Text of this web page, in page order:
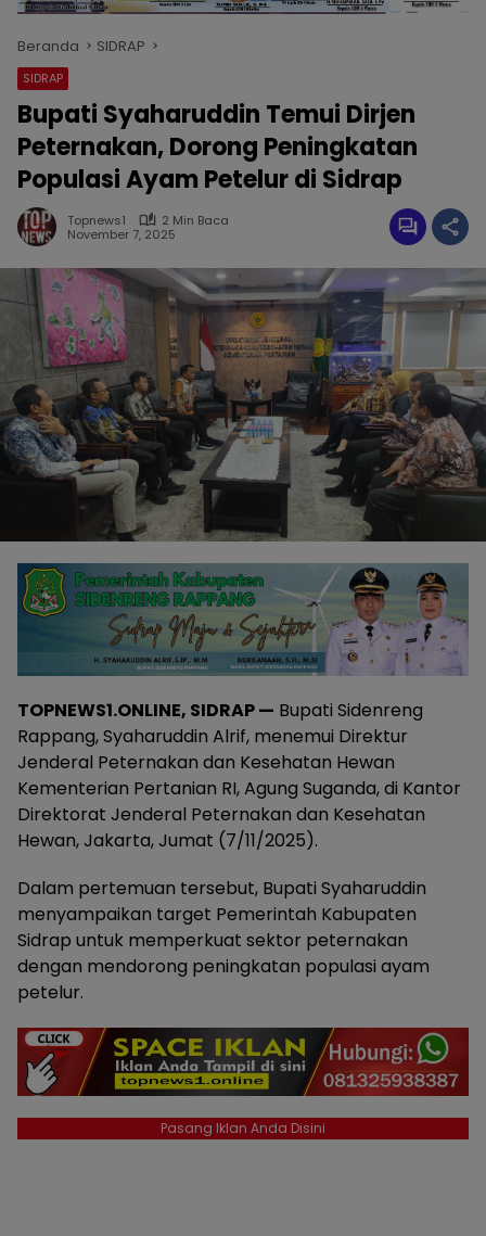
Beranda SIDRAP
SIDRAP
Bupati Syaharuddin Temui Dirjen
Peternakan, Dorong Peningkatan
Populasi Ayam Petelur di Sidrap
Topnews1
2 Min Baca
November 7, 2025
TOPNEWS1.ONLINE, SIDRAP — Bupati Sidenreng
Rappang, Syaharuddin Alrif, menemui Direktur
Jenderal Peternakan dan Kesehatan Hewan
Kementerian Pertanian RI, Agung Suganda, di Kantor
Direktorat Jenderal Peternakan dan Kesehatan
Hewan, Jakarta, Jumat (7/11/2025).
Dalam pertemuan tersebut, Bupati Syaharuddin
menyampaikan target Pemerintah Kabupaten
Sidrap untuk memperkuat sektor peternakan
dengan mendorong peningkatan populasi ayam
petelur.
Pasang Iklan Anda Disini